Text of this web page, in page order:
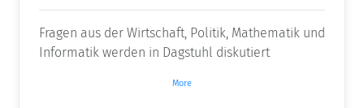
Fragen aus der Wirtschaft, Politik, Mathematik und
Informatik werden in Dagstuhl diskutiert
More